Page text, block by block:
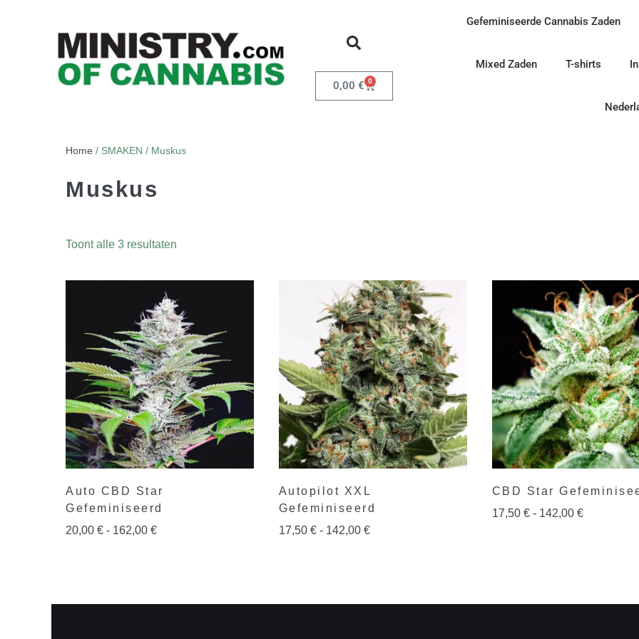
0,00 € 0
Gefeminiseerde Cannabis Zaden
Mixed Zaden T-shirts
Home / SMAKEN / Muskus
Muskus
Toont alle 3 resultaten
Auto CBD Star
Gefeminiseerd
20,00 € - 162,00 €
Autopilot XXL
Gefeminiseerd
17,50 € - 142,00 €
CBD Star
17,50 € - 142,00 €